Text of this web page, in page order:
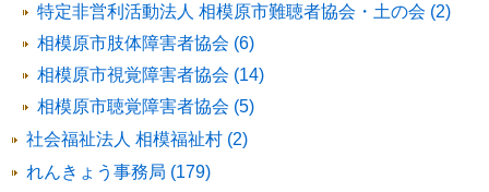
特定非営利活動法人 相模原市難聴者協会・土の会 (2)
相模原市肢体障害者協会 (6)
相模原市視覚障害者協会 (14)
相模原市聴覚障害者協会 (5)
社会福祉法人 相模福祉村 (2)
れんきょう事務局 (179)